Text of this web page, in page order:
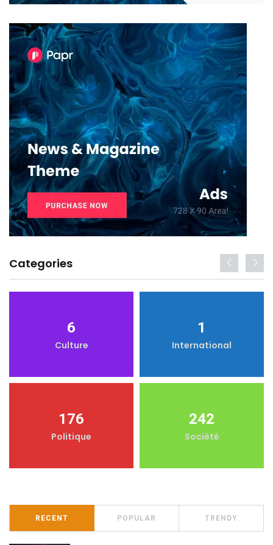
Categories
6
Culture
1
International
176
Politique
242
Société
RECENT POPULAR TRENDY